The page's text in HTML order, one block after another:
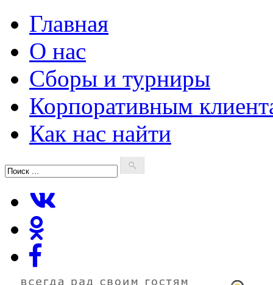
Главная
О нас
Сборы и турниры
Корпоративным
Как нас найти